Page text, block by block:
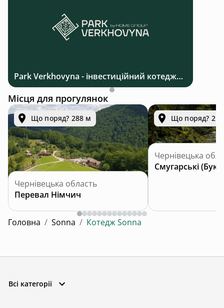
Park Verkhovyna - інвестиційний котеджний комплекс біля Верховини в Карпатах
Місця для прогулянок
Що поряд? 288 м
Чернівецька область
Перевал Німчич
Що поряд? 2.1
Чернівецька
Головна / Sonna / Котедж Sonna
Всі категорії